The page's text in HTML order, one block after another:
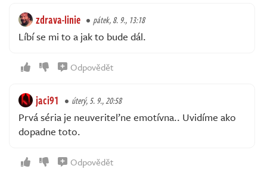
zdrava-linie pátek, 8. 9., 13:18
Líbí se mi to a jak to bude dál.
Odpovědět
jaci91 úterý, 5. 9., 20:58
Prvá séria je neuveriteľne emotívna.. Uvidíme ako
dopadne toto.
Odpovědět